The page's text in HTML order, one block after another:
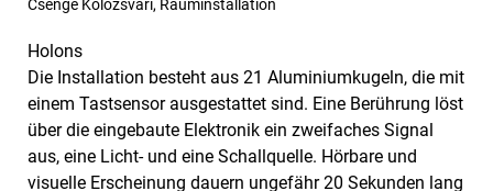
Csenge Kolozsvári, Rauminstallation
Holons
Die Installation besteht aus 21 Aluminiumkugeln, die mit
einem Tastsensor ausgestattet sind. Eine Berührung löst
über die eingebaute Elektronik ein zweifaches Signal
aus, eine Licht- und eine Schallquelle. Hörbare und
visuelle Erscheinung dauern ungefähr 20 Sekunden lang